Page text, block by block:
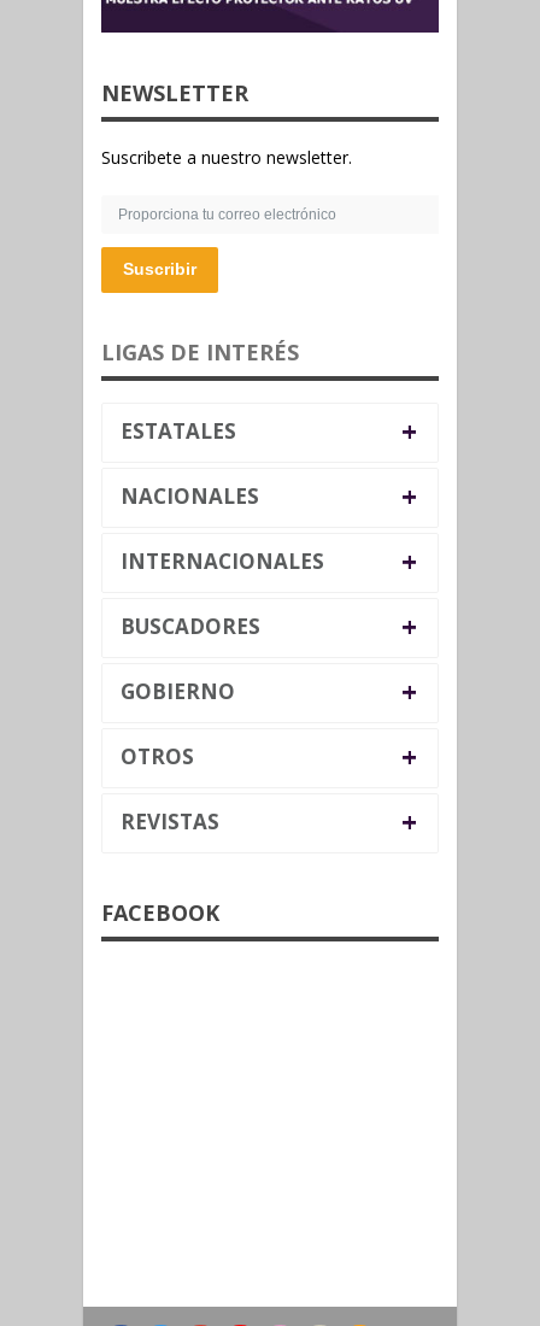
NEWSLETTER
Suscribete a nuestro newsletter.
Suscribir
LIGAS DE INTERÉS
ESTATALES +
NACIONALES +
INTERNACIONALES +
BUSCADORES +
GOBIERNO +
OTROS +
REVISTAS +
FACEBOOK